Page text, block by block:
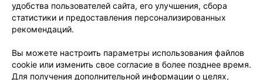
Размещение рекламы
Медицинский маркетинг
Публичный договор
Доставка
Способы оплаты
Вакансии
Партнеры
Написать руководителю 103.by
удобства пользователей сайта, его улучшения, сбора
статистики и предоставления персонализированных
рекомендаций.
Вы можете настроить параметры использования файлов
cookie или изменить свое согласие в более позднее время.
Для получения дополнительной информации о целях,